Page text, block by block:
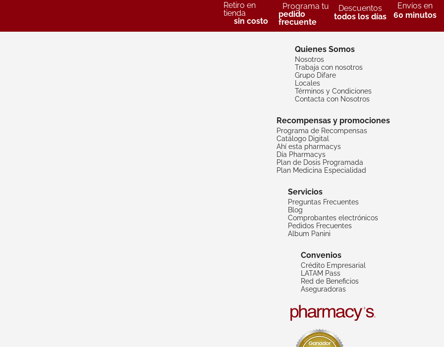
Retiro en
tienda
sin costo
Programa tu
pedido
frecuente
Descuentos
todos los días
Envíos en
60 minutos
Quienes Somos
Nosotros
Trabaja con nosotros
Grupo Difare
Locales
Términos y Condiciones
Contacta con Nosotros
Recompensas y promociones
Programa de Recompensas
Catálogo Digital
Ahí esta pharmacys
Día Pharmacys
Plan de Dosis Programada
Plan Medicina Especialidad
Servicios
Preguntas Frecuentes
Blog
Comprobantes electrónicos
Pedidos Frecuentes
Album Panini
Convenios
Crédito Empresarial
LATAM Pass
Red de Beneficios
Aseguradoras